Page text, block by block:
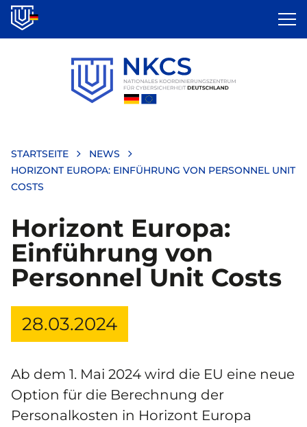
Direkt
zum
Inhalt
STARTSEITE
NEWS
HORIZONT EUROPA: EINFÜHRUNG VON PERSONNEL UNIT
COSTS
Horizont Europa:
Einführung von
Personnel Unit Costs
28.03.2024
Ab dem 1. Mai 2024 wird die EU eine neue
Option für die Berechnung der
Personalkosten in Horizont Europa